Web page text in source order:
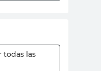
todas las